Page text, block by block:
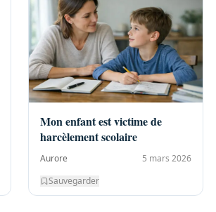
Mon enfant est victime de
harcèlement scolaire
Aurore
5 mars 2026
Sauvegarder